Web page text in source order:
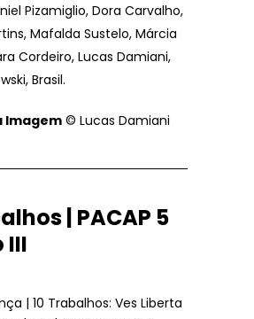
Pizamiglio, Dora Carvalho,
Mafalda Sustelo, Márcia
Cordeiro, Lucas Damiani,
Brasil.
Imagem© Lucas Damiani
| PACAP 5
III